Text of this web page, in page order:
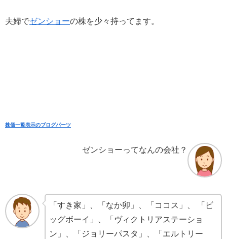
夫婦でゼンショーの株を少々持ってます。
株価一覧表示のブログパーツ
ゼンショーってなんの会社？
「すき家」、「なか卯」、「ココス」、 「ビ
ッグボーイ」、「ヴィクトリアステーショ
ン」、「ジョリーパスタ」、「エルトリー